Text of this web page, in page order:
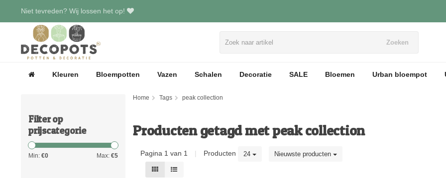
Niet tevreden? Wij lossen het op!
Zoeken
Kleuren Bloempotten Vazen Schalen Decoratie SALE Bloemen Urban bloempot
Filter op
prijscategorie
Min: €0 Max: €5
Home Tags peak collection
Producten getagd met peak collection
Pagina 1 van 1 | Producten 24 Nieuwste producten